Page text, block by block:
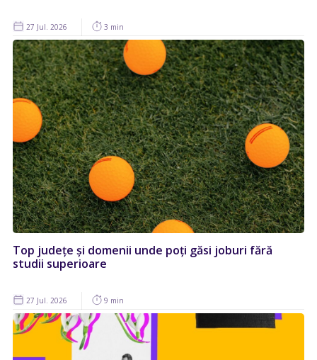
27 Jul. 2026 3 min
Top județe și domenii unde poți găsi joburi fără
studii superioare
27 Jul. 2026 9 min